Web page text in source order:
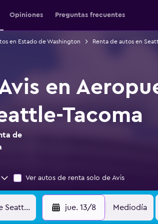
Opiniones Preguntas frecuentes
en Estado de Washington
Renta de autos en
en
Tacoma
de
Ver autos de renta solo de Avis
jue. 13/8 Mediodía